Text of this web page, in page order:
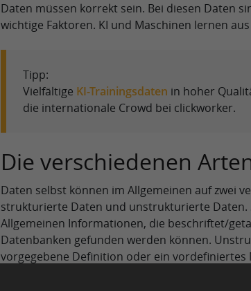
Daten müssen korrekt sein. Bei diesen Daten
wichtige Faktoren. KI und Maschinen lernen
Tipp:
Vielfältige KI-Trainingsdaten in hoher
die internationale Crowd bei clickworker.
Die verschiedenen
Daten selbst können im Allgemeinen auf zwei
strukturierte Daten und unstrukturierte
Allgemeinen Informationen, die beschriftet/
Datenbanken gefunden werden können.
vorgegebene Definition oder ein vordefiniertes